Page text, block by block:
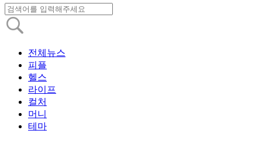
전체뉴스
피플
헬스
라이프
컬처
머니
테마